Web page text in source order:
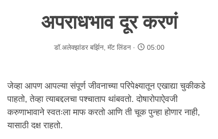
अपराधभाव दूर करणं
डॉ.अलेक्झांडर बर्झिन, मॅट लिंडन 05:00
जेव्हा आपण आपल्या संपूर्ण जीवनाच्या परिपेक्ष्यातून एखाद्या चुकीकडे
पाहतो, तेव्हा त्याबद्दलचा पश्चाताप थांबवतो. दोषारोपाऐवजी
करुणाभावाने स्वतःला माफ करतो आणि ती चूक पुन्हा होणार नाही,
यासाठी दक्ष राहतो.